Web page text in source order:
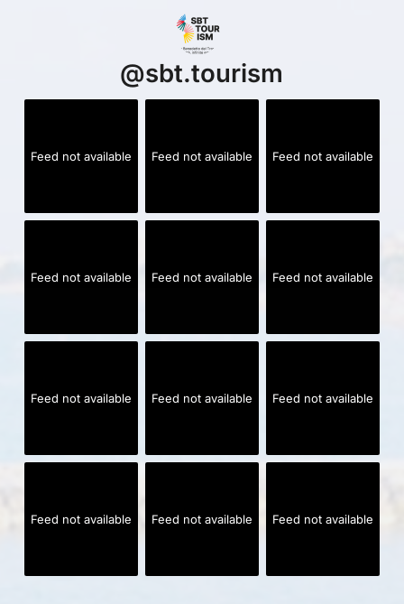
@sbt.tourism
Feed not available Feed not available Feed not available
Feed not available Feed not available Feed not available
Feed not available Feed not available Feed not available
Feed not available Feed not available Feed not available